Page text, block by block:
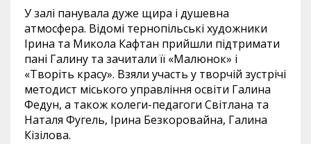
У залі панувала дуже щира і душевна
атмосфера. Відомі тернопільські художники
Ірина та Микола Кафтан прийшли підтримати
пані Галину та зачитали її «Малюнок» і
«Творіть красу». Взяли участь у творчій зустрічі
методист міського управління освіти Галина
Федун, а також колеги-педагоги Світлана та
Наталя Фугель, Ірина Безкоровайна, Галина
Кізілова.